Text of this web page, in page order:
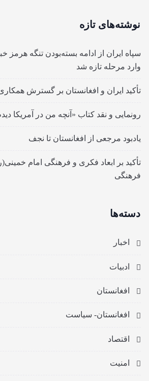
نوشته‌های تازه
سپاه ایران از ادامه بسته‌بودن تنگه هرمز
وارد مرحله تازه شد
تأکید ایران و افغانستان بر گسترش
رونمایی و نقد کتاب «آنچه من در آمریکا
یادبود مرجعی از افغانستان تا نجف
تأکید بر ابعاد فکری و فرهنگی امام
فرهنگی
دسته‌ها
اخبار
ادبیات
افغانستان
افغانستان- سیاست
اقتصاد
امنیت